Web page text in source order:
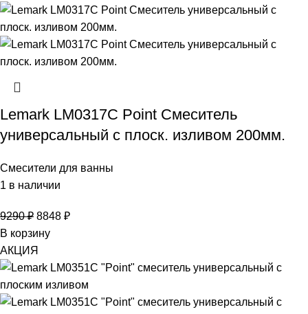
Lemark LM0317C Point Смеситель
универсальный с плоск. изливом 200мм.
Смесители для ванны
1 в наличии
9290₽ 8848 ₽
В корзину
АКЦИЯ